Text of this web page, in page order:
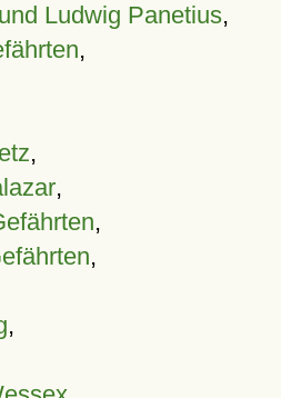
Ludwig Panetius,
,
,
,
,
,
,